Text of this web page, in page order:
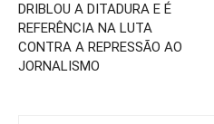
DRIBLOU A DITADURA E É
REFERÊNCIA NA LUTA
CONTRA A REPRESSÃO AO
JORNALISMO